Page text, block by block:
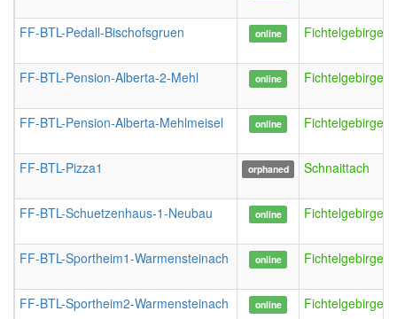
FF-BTL-Pedall-Bischofsgruen online
FF-BTL-Pension-Alberta-2-Mehl online
FF-BTL-Pension-Alberta-Mehlmeisel online
FF-BTL-Pizza1 orphaned Schnaittach
FF-BTL-Schuetzenhaus-1-Neubau online
FF-BTL-Sportheim1-Warmensteinach online
FF-BTL-Sportheim2-Warmensteinach online